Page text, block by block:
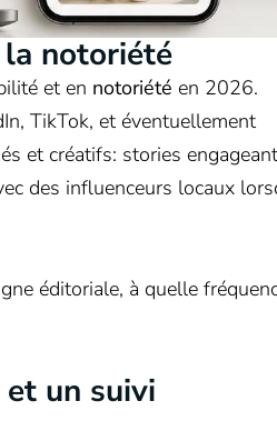
notoriété
et en notoriété en 2026.
TikTok, et éventuellement
et créatifs: stories
des influenceurs locaux
éditoriale, à quelle
un suivi